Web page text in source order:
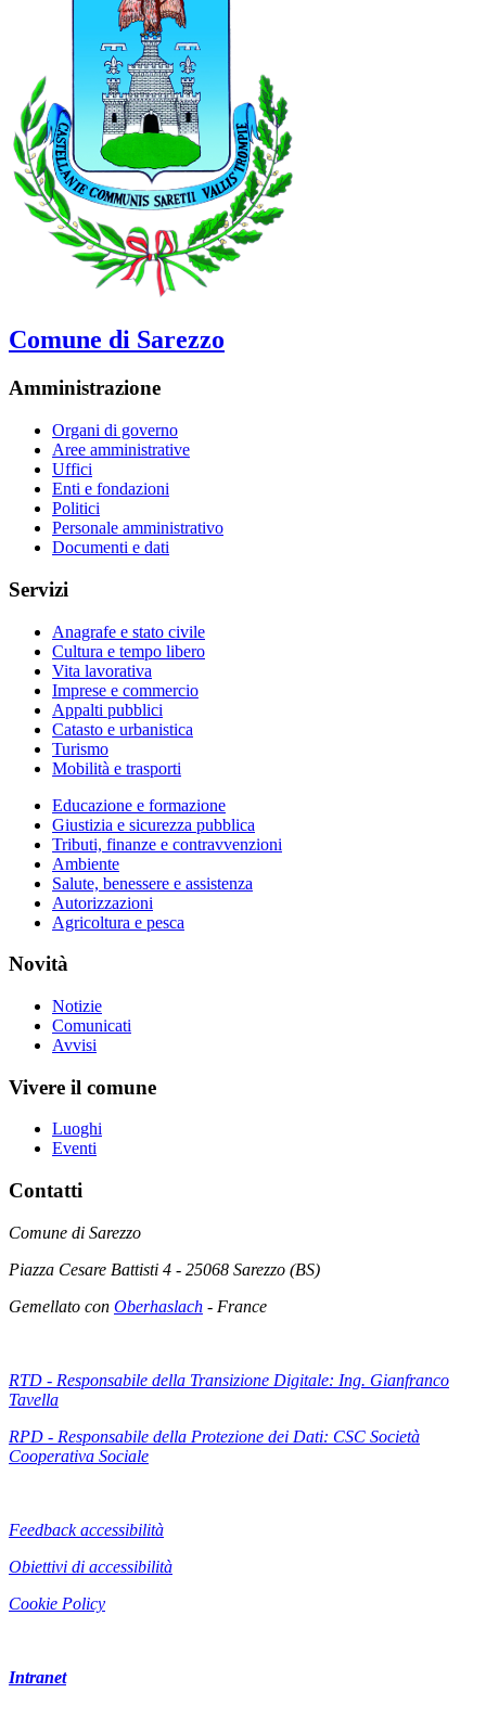
Comune di Sarezzo
Amministrazione
Organi di governo
Aree amministrative
Uffici
Enti e fondazioni
Politici
Personale amministrativo
Documenti e dati
Servizi
Anagrafe e stato civile
Cultura e tempo libero
Vita lavorativa
Imprese e commercio
Appalti pubblici
Catasto e urbanistica
Turismo
Mobilità e trasporti
Educazione e formazione
Giustizia e sicurezza pubblica
Tributi, finanze e contravvenzioni
Ambiente
Salute, benessere e assistenza
Autorizzazioni
Agricoltura e pesca
Novità
Notizie
Comunicati
Avvisi
Vivere il comune
Luoghi
Eventi
Contatti
Comune di Sarezzo
Piazza Cesare Battisti 4 - 25068 Sarezzo (BS)
Gemellato con Oberhaslach - France
RTD - Responsabile della Transizione Digitale: Ing. Gianfranco
Tavella
RPD - Responsabile della Protezione dei Dati: CSC Società
Cooperativa Sociale
Feedback accessibilità
Obiettivi di accessibilità
Cookie Policy
Intranet